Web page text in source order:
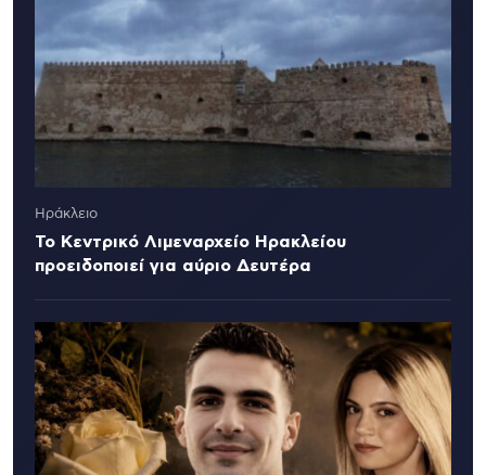
Ηράκλειο
Το Κεντρικό Λιμεναρχείο Ηρακλείου
προειδοποιεί για αύριο Δευτέρα